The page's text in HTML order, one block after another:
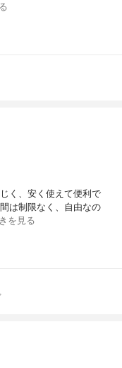
く、安く使えて便利で
は制限なく、自由なの
を見る